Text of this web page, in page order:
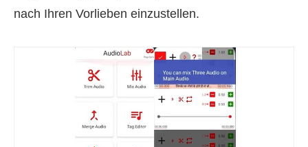
nach Ihren Vorlieben einzustellen.